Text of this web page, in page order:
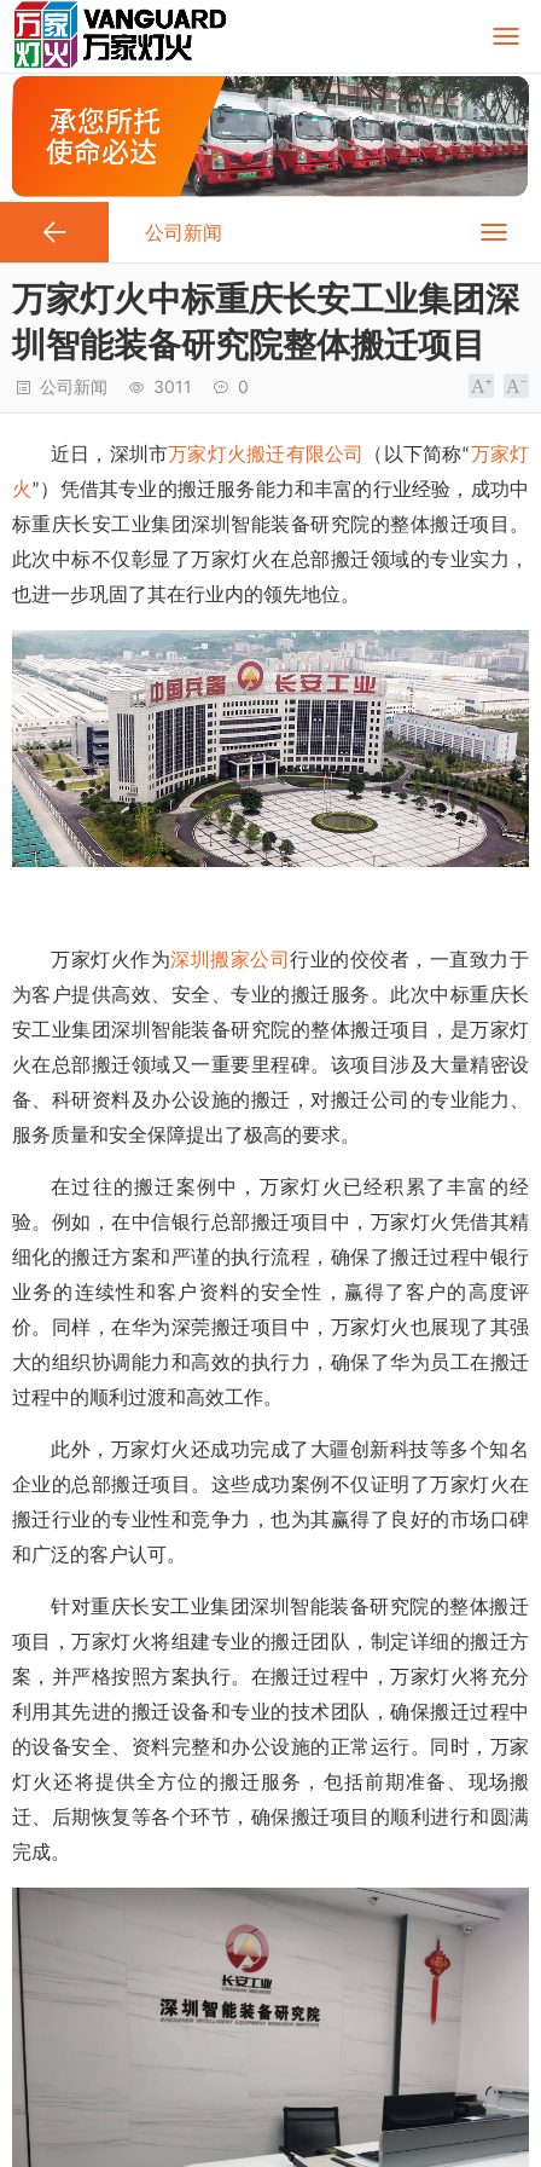
公司新闻
万家灯火中标重庆长安工业集团深
圳智能装备研究院整体搬迁项目
公司新闻 3011 0
近日，深圳市万家灯火搬迁有限公司 （以下简称“万家灯
火”）凭借其专业的搬迁服务能力和丰富的行业经验，成功中
标重庆长安工业集团深圳智能装备研究院的整体搬迁项目。
此次中标不仅彰显了万家灯火在总部搬迁领域的专业实力，
也进一步巩固了其在行业内的领先地位。
万家灯火作为深圳搬家公司行业的佼佼者，一直致力于
为客户提供高效、安全、专业的搬迁服务。此次中标重庆长
安工业集团深圳智能装备研究院的整体搬迁项目，是万家灯
火在总部搬迁领域又一重要里程碑。该项目涉及大量精密设
备、科研资料及办公设施的搬迁，对搬迁公司的专业能力、
服务质量和安全保障提出了极高的要求。
在过往的搬迁案例中，万家灯火已经积累了丰富的经
验。例如，在中信银行总部搬迁项目中，万家灯火凭借其精
细化的搬迁方案和严谨的执行流程，确保了搬迁过程中银行
业务的连续性和客户资料的安全性，赢得了客户的高度评
价。同样，在华为深莞搬迁项目中，万家灯火也展现了其强
大的组织协调能力和高效的执行力，确保了华为员工在搬迁
过程中的顺利过渡和高效工作。
此外，万家灯火还成功完成了大疆创新科技等多个知名
企业的总部搬迁项目。这些成功案例不仅证明了万家灯火在
搬迁行业的专业性和竞争力，也为其赢得了良好的市场口碑
和广泛的客户认可。
针对重庆长安工业集团深圳智能装备研究院的整体搬迁
项目，万家灯火将组建专业的搬迁团队，制定详细的搬迁方
案，并严格按照方案执行。在搬迁过程中，万家灯火将充分
利用其先进的搬迁设备和专业的技术团队，确保搬迁过程中
的设备安全、资料完整和办公设施的正常运行。同时，万家
灯火还将提供全方位的搬迁服务，包括前期准备、现场搬
迁、后期恢复等各个环节，确保搬迁项目的顺利进行和圆满
完成。